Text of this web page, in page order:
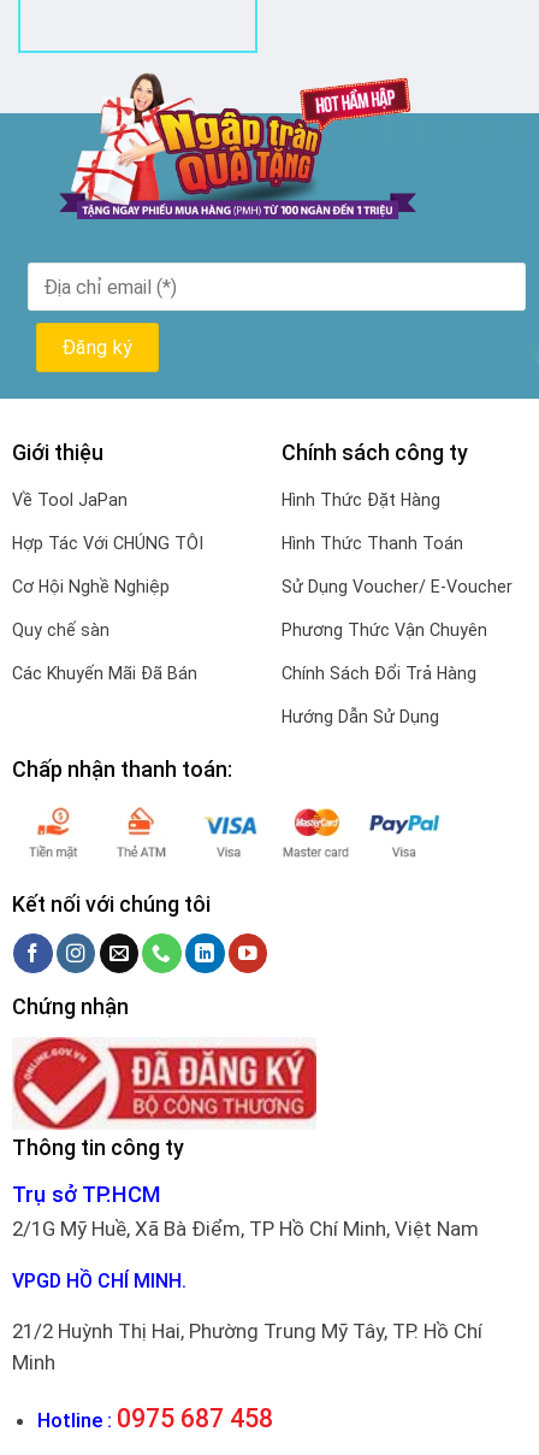
Giới thiệu
Về Tool JaPan
Hợp Tác Với CHÚNG TÔI
Cơ Hội Nghề Nghiệp
Quy chế sàn
Các Khuyến Mãi Đã Bán
Chính sách công ty
Hình Thức Đặt Hàng
Hình Thức Thanh Toán
Sử Dụng Voucher/ E-Voucher
Phương Thức Vận Chuyên
Chính Sách Đổi Trả Hàng
Hướng Dẫn Sử Dụng
Chấp nhận thanh toán:
Kết nối với chúng tôi
Chứng nhận
Thông tin công ty
Trụ sở TP.HCM
2/1G Mỹ Huề, Xã Bà Điểm, TP Hồ Chí Minh, Việt Nam
VPGD HỒ CHÍ MINH.
21/2 Huỳnh Thị Hai, Phường Trung Mỹ Tây, TP. Hồ Chí
Minh
Hotline : 0975 687 458